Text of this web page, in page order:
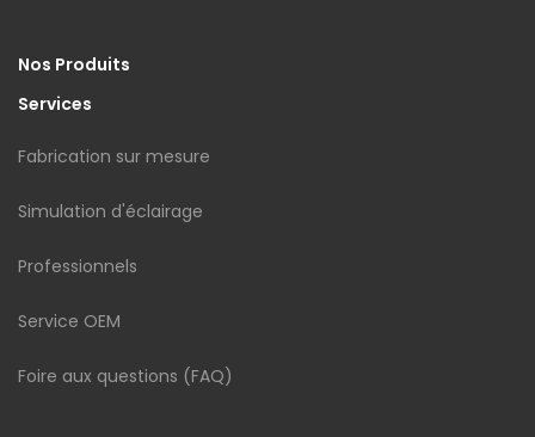
Nos Produits
Services
Fabrication sur mesure
Simulation d'éclairage
Professionnels
Service OEM
Foire aux questions (FAQ)